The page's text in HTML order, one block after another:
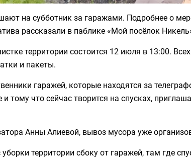
на субботник за гаражами. Подробнее о
рассказали в паблике «Мой посёлок
территории состоится 12 июля в 13:00.
и пакеты.
гаражей, которые находятся за
тому что сейчас творится на спусках,
Анны Алиевой, вывоз мусора уже
территории сбоку от гаражей, там где